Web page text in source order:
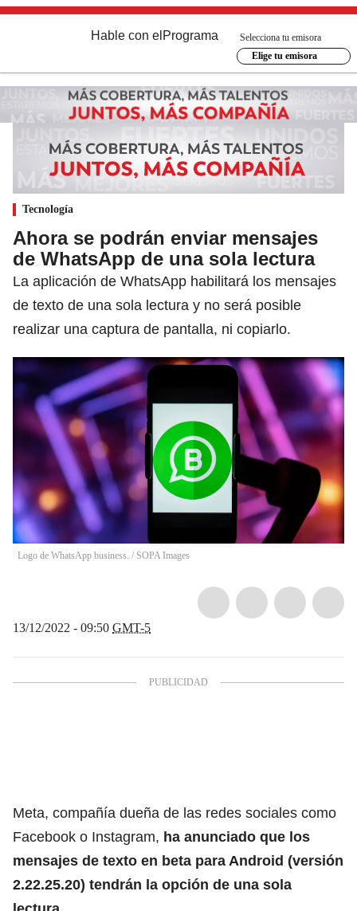
Hable con el Programa
Selecciona tu emisora
Elige tu emisora
Tecnología
Ahora se podrán enviar mensajes
de WhatsApp de una sola lectura
La aplicación de WhatsApp habilitará los mensajes
de texto de una sola lectura y no será posible
realizar una captura de pantalla, ni copiarlo.
Logo de WhatsApp business. / SOPA Images
13/12/2022 - 09:50 GMT-5
Meta, compañía dueña de las redes sociales como
Facebook o Instagram, ha anunciado que los
mensajes de texto en beta para Android (versión
2.22.25.20) tendrán la opción de una sola